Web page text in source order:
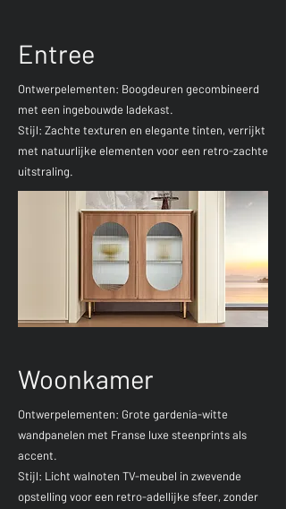
Entree
Ontwerpelementen: Boogdeuren gecombineerd
met een ingebouwde ladekast.
Stijl: Zachte texturen en elegante tinten, verrijkt
met natuurlijke elementen voor een retro-zachte
uitstraling.
Woonkamer
Ontwerpelementen: Grote gardenia-witte
wandpanelen met Franse luxe steenprints als
accent.
Stijl: Licht walnoten TV-meubel in zwevende
opstelling voor een retro-adellijke sfeer, zonder